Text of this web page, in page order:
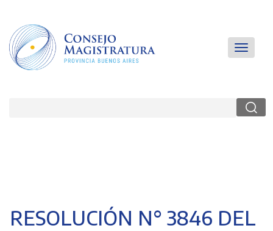
contenido
principal
MainToggle
RESOLUCIÓN N° 3846 DEL